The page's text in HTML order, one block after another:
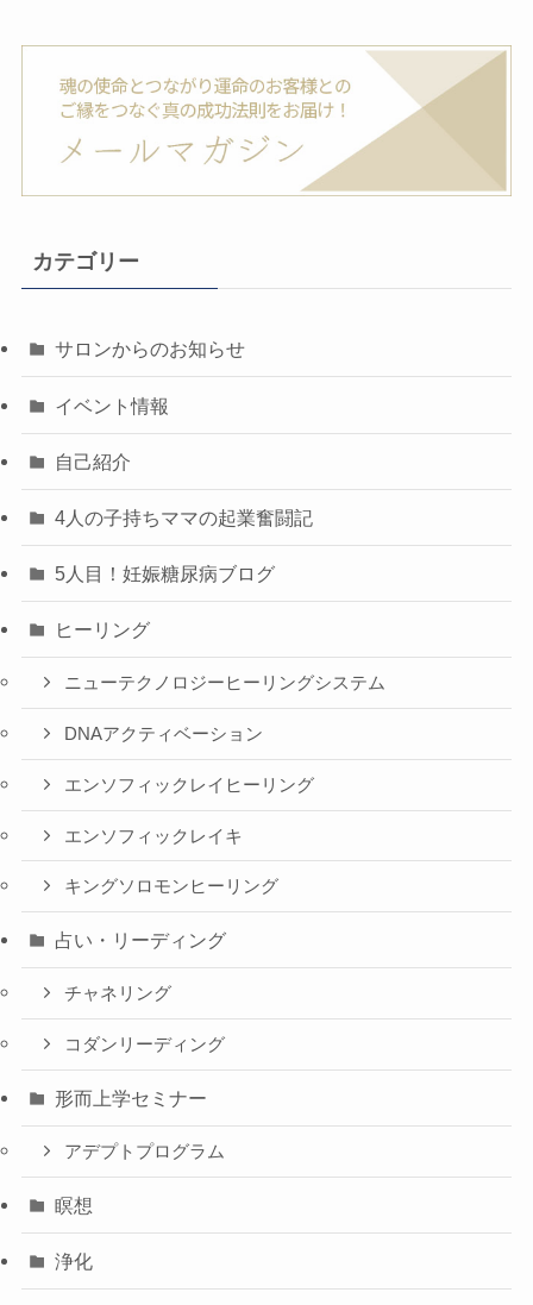
カテゴリー
サロンからのお知らせ
イベント情報
自己紹介
4人の子持ちママの起業奮闘記
5人目！妊娠糖尿病ブログ
ヒーリング
ニューテクノロジーヒーリングシステム
DNAアクティベーション
エンソフィックレイヒーリング
エンソフィックレイキ
キングソロモンヒーリング
占い・リーディング
チャネリング
コダンリーディング
形而上学セミナー
アデプトプログラム
瞑想
浄化